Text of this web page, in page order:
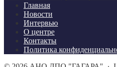
Главная
Новости
Интервью
О центре
Контакты
Политика